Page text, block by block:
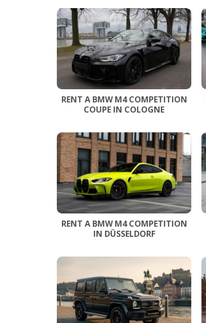
RENT A BMW M4 COMPETITION
COUPE IN COLOGNE
RENT A BMW M4 COMPETITION
IN DÜSSELDORF